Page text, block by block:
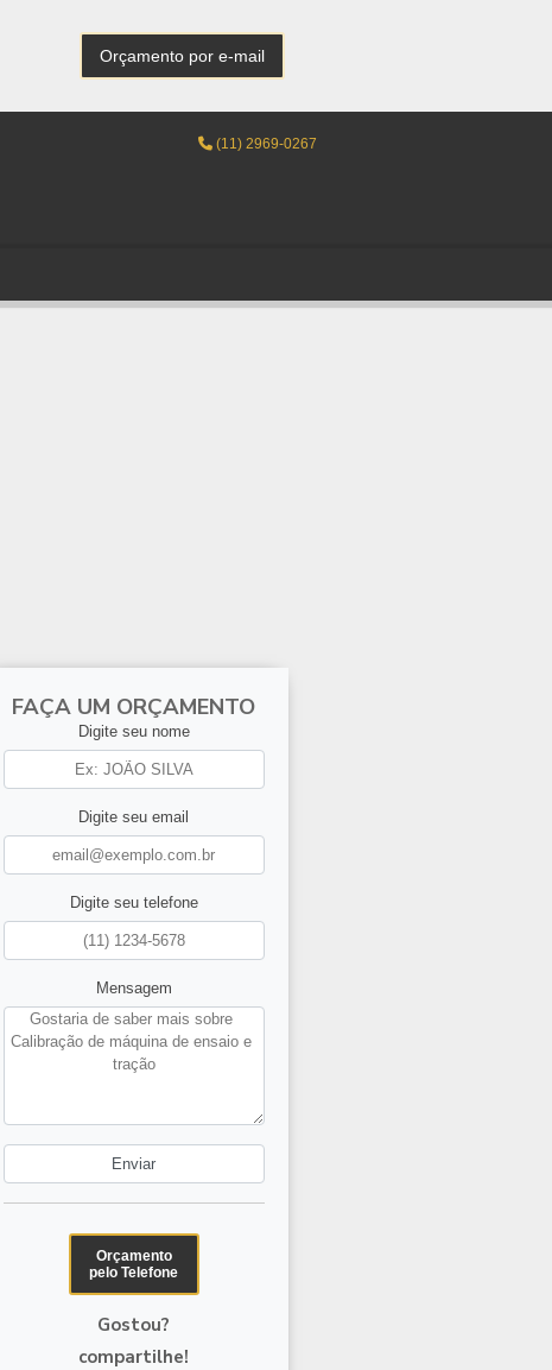
Orçamento por e-mail
(11) 2969-0267
FAÇA UM ORÇAMENTO
Digite seu nome
Digite seu email
Digite seu telefone
Mensagem
Orçamento
pelo Telefone
Gostou?
compartilhe!